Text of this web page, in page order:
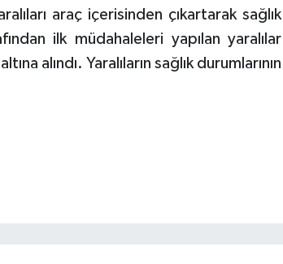
araç içerisinden çıkartarak sağlık
ilk müdahaleleri yapılan yaralılar
alındı. Yaralıların sağlık durumlarının